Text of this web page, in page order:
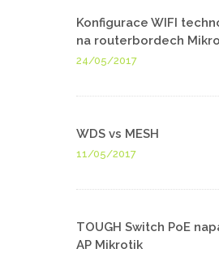
Konfigurace WIFI
na routerbordech
24/05/2017
WDS vs MESH
11/05/2017
TOUGH Switch PoE
AP Mikrotik